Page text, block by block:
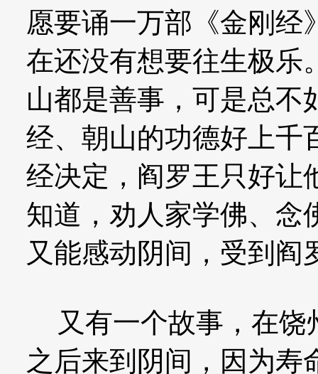
愿要诵一万部《金刚经
在还没有想要往生极乐
山都是善事，可是总不
经、朝山的功德好上千
经决定，阎罗王只好让
知道，劝人家学佛、念
又能感动阴间，受到阎
又有一个故事，在饶
之后来到阴间，因为寿